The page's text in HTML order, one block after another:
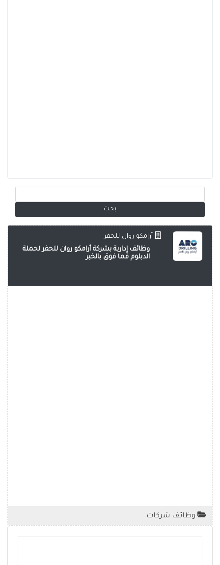
أرامكو روان للحفر
وظائف إدارية بشركة أرامكو روان للحفر لحملة
الدبلوم فما فوق بالخبر
وظائف شركات